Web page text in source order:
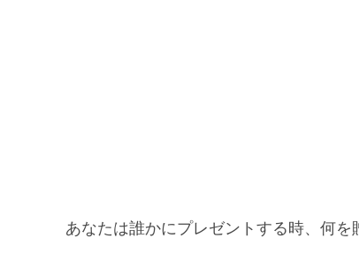
あなたは誰かにプレゼントする時、何